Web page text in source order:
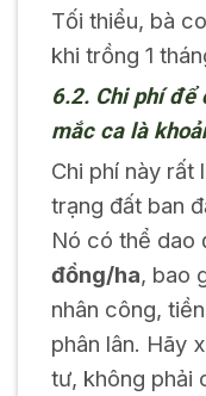
Tối thiểu, bà
khi trồng 1
6.2. Chi phí để
mắc ca là
Chi phí này rất
trạng đất ban
Nó có thể dao
đồng/ha, bao
nhân công,
phân lân. Hãy
tư, không phải